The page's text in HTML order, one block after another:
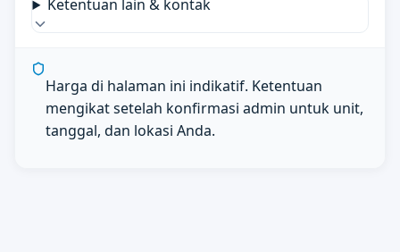
Ketentuan lain & kontak
Harga di halaman ini indikatif. Ketentuan
mengikat setelah konfirmasi admin untuk unit,
tanggal, dan lokasi Anda.